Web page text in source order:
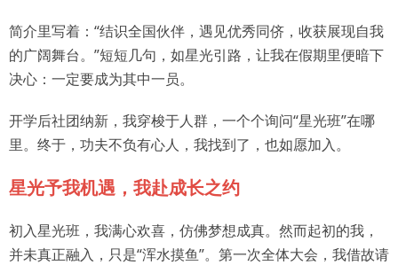
简介里写着：“结识全国伙伴，遇见优秀同侪，收获展现自我
的广阔舞台。”短短几句，如星光引路，让我在假期里便暗下
决心：一定要成为其中一员。
开学后社团纳新，我穿梭于人群，一个个询问“星光班”在哪
里。终于，功夫不负有心人，我找到了，也如愿加入。
星光予我机遇，我赴成长之约
初入星光班，我满心欢喜，仿佛梦想成真。然而起初的我，
并未真正融入，只是“浑水摸鱼”。第一次全体大会，我借故请